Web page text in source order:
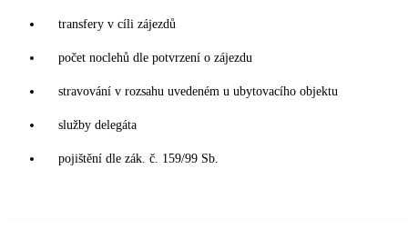
transfery v cíli zájezdů
počet noclehů dle potvrzení o zájezdu
stravování v rozsahu uvedeném u ubytovacího objektu
služby delegáta
pojištění dle zák. č. 159/99 Sb.